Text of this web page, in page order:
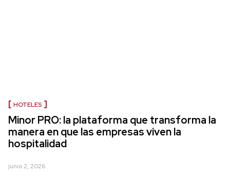
HOTELES
Minor PRO: la plataforma que transforma la
manera en que las empresas viven la
hospitalidad
junio 2, 2026